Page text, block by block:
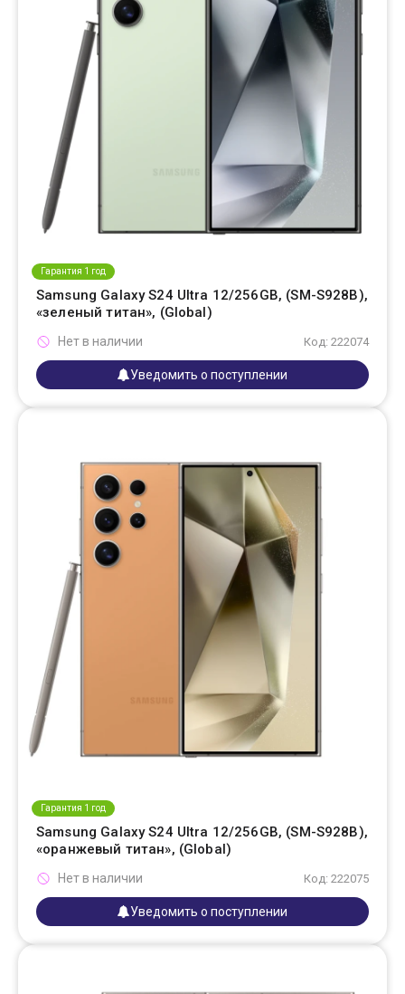
Гарантия 1 год
Samsung Galaxy S24 Ultra 12/256GB, (SM-S928B),
«зеленый титан», (Global)
Код: 222074
Нет в наличии
Уведомить о поступлении
Гарантия 1 год
Samsung Galaxy S24 Ultra 12/256GB, (SM-S928B),
«оранжевый титан», (Global)
Код: 222075
Нет в наличии
Уведомить о поступлении